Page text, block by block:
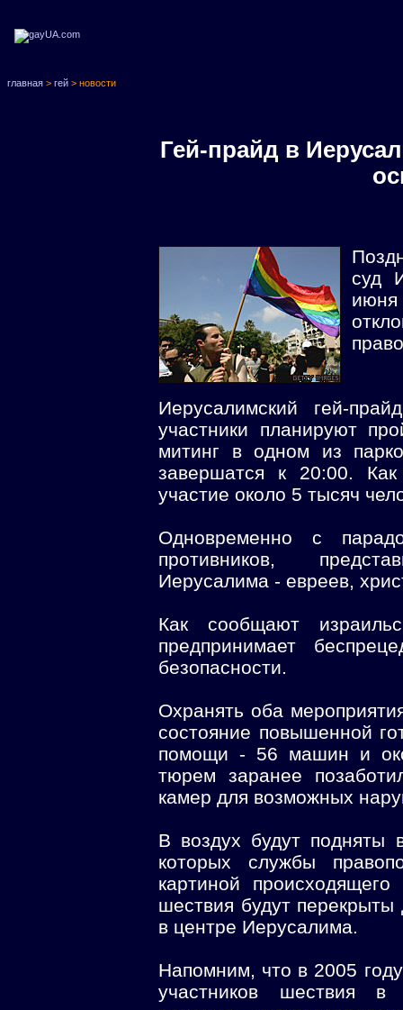
главная > гей > новости
Гей-прайд в
суд
Иерусалимский гей-
участники планируют
митинг в одном из
завершатся к 20:00.
участие около 5 тысяч
Одновременно с
противников,
Иерусалима - евреев,
Как сообщают
предпринимает
безопасности.
Охранять оба
состояние повышенной
помощи - 56 машин и
тюрем заранее
камер для возможных
В воздух будут подняты
которых службы
картиной
шествия будут
в центре Иерусалима.
Напомним, что в 2005
участников шествия